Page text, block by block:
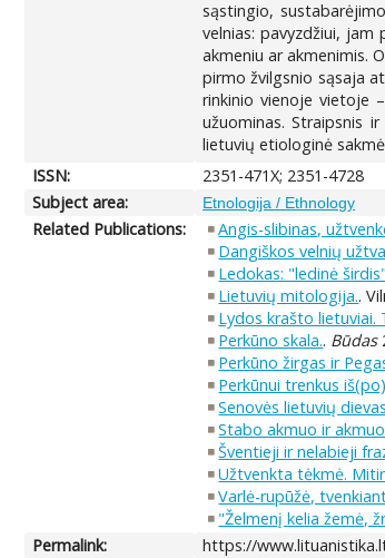
sąstingio,
velnias: pavyzdžiui, jam
akmeniu ar akmenimis.
pirmo žvilgsnio sąsaja
rinkinio vienoje vietoje
užuominas. Straipsnis
lietuvių etiologinė
ISSN:
2351-471X; 2351-4728
Subject area:
Etnologija / Ethnology
Related Publications: Angis-slibinas,
Dangiškos velnių
Ledokas: "ledinė
Lietuvių mitologija..
Lydos krašto lietuviai.
Perkūno skala.. Būdas
Perkūno žirgas ir
Perkūnui trenkus
Senovės lietuvių
Stabo akmuo ir
Šventieji ir nelabieji
Užtvenkta tėkmė.
Varlė-rupūžė,
"Želmenį kelia žemė,
Permalink:
https://